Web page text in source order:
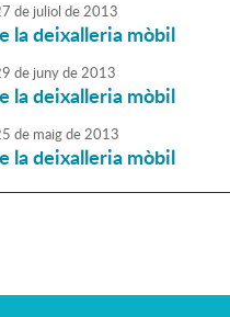
de juliol de2013
la deixalleria mòbil
de junyde2013
la deixalleria mòbil
de maigde2013
la deixalleria mòbil